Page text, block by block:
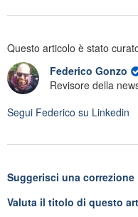
Questo articolo è stato
Federico Gonzo
Revisore della
Segui Federico su Linkedin
Suggerisci una correzione
Valuta il titolo di questo